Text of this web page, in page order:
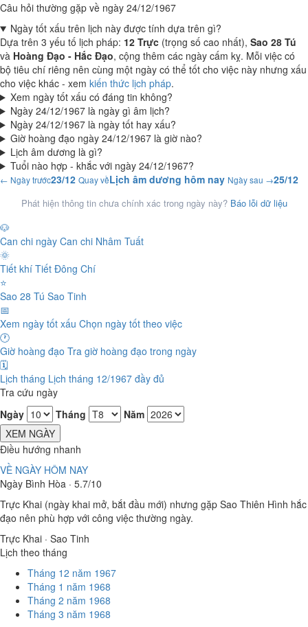
Câu hỏi thường gặp về ngày 24/12/1967
Ngày tốt xấu trên lịch này được tính dựa trên gì?
Dựa trên 3 yếu tố lịch pháp: 12 Trực (trọng số cao nhất), Sao 28 Tú
và Hoàng Đạo - Hắc Đạo, cộng thêm các ngày cấm kỵ. Mỗi việc có
bộ tiêu chí riêng nên cùng một ngày có thể tốt cho việc này nhưng xấu
cho việc khác - xem kiến thức lịch pháp.
Xem ngày tốt xấu có đáng tin không?
Ngày 24/12/1967 là ngày gì âm lịch?
Ngày 24/12/1967 là ngày tốt hay xấu?
Giờ hoàng đạo ngày 24/12/1967 là giờ nào?
Lịch âm dương là gì?
Tuổi nào hợp - khắc với ngày 24/12/1967?
← Ngày trước23/12 Quay vềLịch âm dương hôm nay Ngày sau →25/12
Phát hiện thông tin chưa chính xác trong ngày này? Báo lỗi dữ liệu
🐶
Can chi ngày Can chi Nhâm Tuất
🌞
Tiết khí Tiết Đông Chí
⭐
Sao 28 Tú Sao Tinh
📅
Xem ngày tốt xấu Chọn ngày tốt theo việc
🕐
Giờ hoàng đạo Tra giờ hoàng đạo trong ngày
🗓️
Lịch tháng Lịch tháng 12/1967 đầy đủ
Tra cứu ngày
Ngày
Tháng
Năm
XEM NGÀY
Điều hướng nhanh
VỀ NGÀY HÔM NAY
Ngày Bình Hòa · 5.7/10
Trực Khai (ngày khai mở, bắt đầu mới) nhưng gặp Sao Thiên Hình hắc
đạo nên phù hợp với công việc thường ngày.
Trực Khai · Sao Tinh
Lịch theo tháng
Tháng 12 năm 1967
Tháng 1 năm 1968
Tháng 2 năm 1968
Tháng 3 năm 1968